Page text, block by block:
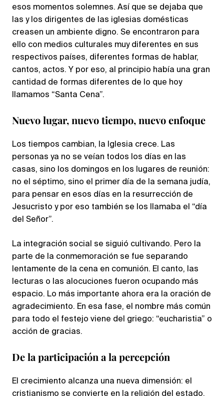
esos momentos solemnes. Así que se dejaba que
las y los dirigentes de las iglesias domésticas
creasen un ambiente digno. Se encontraron para
ello con medios culturales muy diferentes en sus
respectivos países, diferentes formas de hablar,
cantos, actos. Y por eso, al principio había una gran
cantidad de formas diferentes de lo que hoy
llamamos “Santa Cena”.
Nuevo lugar, nuevo tiempo, nuevo enfoque
Los tiempos cambian, la Iglesia crece. Las
personas ya no se veían todos los días en las
casas, sino los domingos en los lugares de reunión:
no el séptimo, sino el primer día de la semana judía,
para pensar en esos días en la resurrección de
Jesucristo y por eso también se los llamaba el “día
del Señor”.
La integración social se siguió cultivando. Pero la
parte de la conmemoración se fue separando
lentamente de la cena en comunión. El canto, las
lecturas o las alocuciones fueron ocupando más
espacio. Lo más importante ahora era la oración de
agradecimiento. En esa fase, el nombre más común
para todo el festejo viene del griego: “eucharistia” o
acción de gracias.
De la participación a la percepción
El crecimiento alcanza una nueva dimensión: el
cristianismo se convierte en la religión del estado.